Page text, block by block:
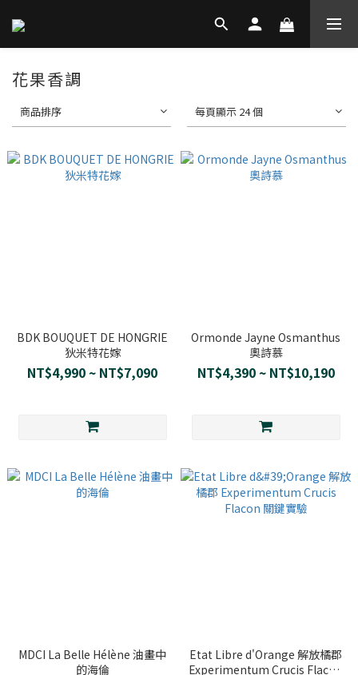
花果香調
商品排序 每頁顯示 24 個
BDK BOUQUET DE HONGRIE
狄米特花嫁
NT$4,990 ~ NT$7,090
Ormonde Jayne Osmanthus
奧詩慕
NT$4,390 ~ NT$10,190
MDCI La Belle Hélène 油畫中
的海倫
Etat Libre d'Orange 解放橘郡
Experimentum Crucis Flacon